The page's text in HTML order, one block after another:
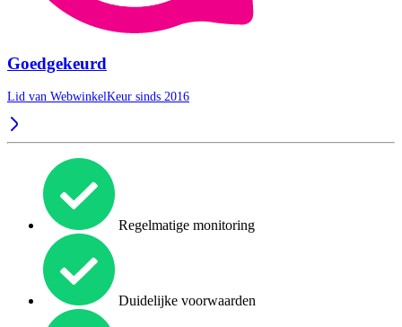
Goedgekeurd
Lid van WebwinkelKeur sinds 2016
Regelmatige monitoring
Duidelijke voorwaarden